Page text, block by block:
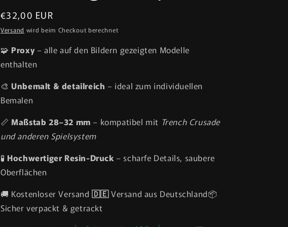
Normaler
Preis
€32,00 EUR
Versand wird beim Checkout berechnet
🧩 Proxy– alle auf den Bildern gezeigten Modelle
enthalten
🎨Unbemalt & detailreich – ideal zum individuellen
Bemalen
📏 Maßstab 28–32 mm – kompatibel mit Trench Crusade
und anderen Spielsystem
🧪 Hochwertiger Resin-Druck – scharfe Details, saubere
Oberflächen
🚚 Kostenloser Versand🇩🇪Versand aus Deutschland📦
Sicher verpackt & getrackt